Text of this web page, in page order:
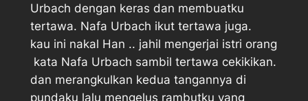
Urbach dengan keras dan membuatku
tertawa. Nafa Urbach ikut tertawa juga.
kau ini nakal Han .. jahil mengerjai istri orang
 kata Nafa Urbach sambil tertawa cekikikan.
dan merangkulkan kedua tangannya di
pundaku lalu mengelus rambutku yang